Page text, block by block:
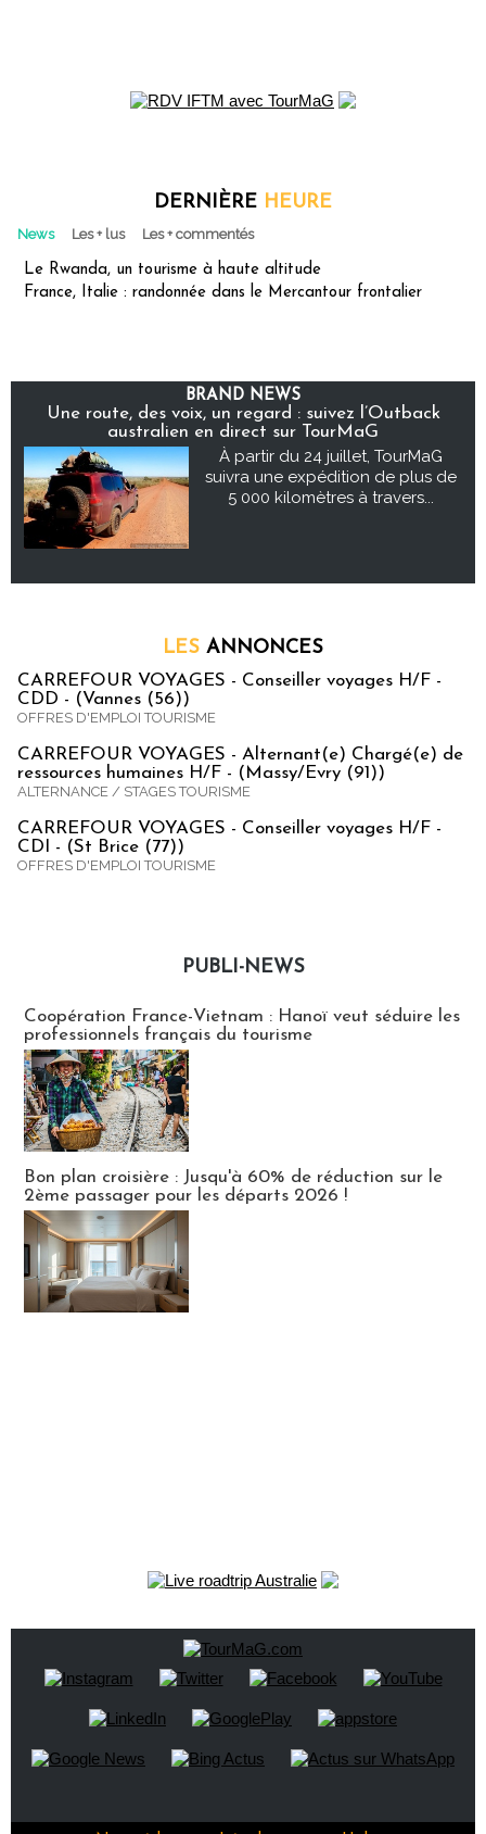
DERNIÈRE HEURE
News Les + lus Les + commentés
Le Rwanda, un tourisme à haute altitude
France, Italie : randonnée dans le Mercantour frontalier
BRAND NEWS
Une route, des voix, un regard : suivez l’Outback
australien en direct sur TourMaG
À partir du 24 juillet, TourMaG
suivra une expédition de plus de
5 000 kilomètres à travers...
LES ANNONCES
CARREFOUR VOYAGES - Conseiller voyages H/F -
CDD - (Vannes (56))
OFFRES D'EMPLOI TOURISME
CARREFOUR VOYAGES - Alternant(e) Chargé(e) de
ressources humaines H/F - (Massy/Evry (91))
ALTERNANCE / STAGES TOURISME
CARREFOUR VOYAGES - Conseiller voyages H/F -
CDI - (St Brice (77))
OFFRES D'EMPLOI TOURISME
PUBLI-NEWS
Coopération France-Vietnam : Hanoï veut séduire les
professionnels français du tourisme
Bon plan croisière : Jusqu'à 60% de réduction sur le
2ème passager pour les départs 2026 !